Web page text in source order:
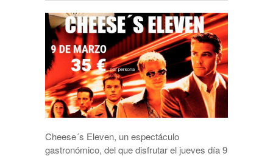
Cheese´s Eleven, un espectáculo
gastronómico, del que disfrutar el jueves día 9